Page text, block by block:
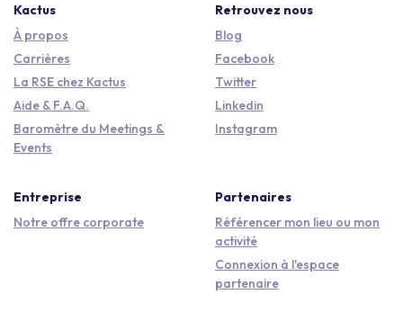
Kactus
À propos
Carrières
La RSE chez Kactus
Aide & F.A.Q.
Baromètre du Meetings &
Events
Retrouvez nous
Blog
Facebook
Twitter
Linkedin
Instagram
Entreprise
Notre offre corporate
Partenaires
Référencer mon lieu ou mon
activité
Connexion à l'espace
partenaire